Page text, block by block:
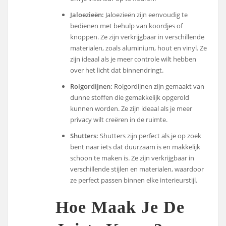
Jaloezieën: Jaloezieën zijn eenvoudig te
bedienen met behulp van koordjes of
knoppen. Ze zijn verkrijgbaar in verschillende
materialen, zoals aluminium, hout en vinyl. Ze
zijn ideaal als je meer controle wilt hebben
over het licht dat binnendringt.
Rolgordijnen: Rolgordijnen zijn gemaakt van
dunne stoffen die gemakkelijk opgerold
kunnen worden. Ze zijn ideaal als je meer
privacy wilt creëren in de ruimte.
Shutters: Shutters zijn perfect als je op zoek
bent naar iets dat duurzaam is en makkelijk
schoon te maken is. Ze zijn verkrijgbaar in
verschillende stijlen en materialen, waardoor
ze perfect passen binnen elke interieurstijl.
Hoe Maak Je De